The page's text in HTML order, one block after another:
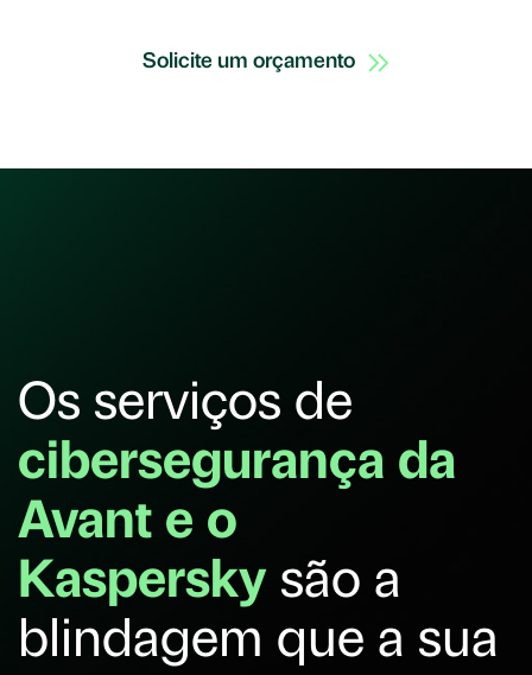
Solicite um orçamento
Os serviços de
cibersegurança da
Avant e o
Kaspersky são a
blindagem que a sua